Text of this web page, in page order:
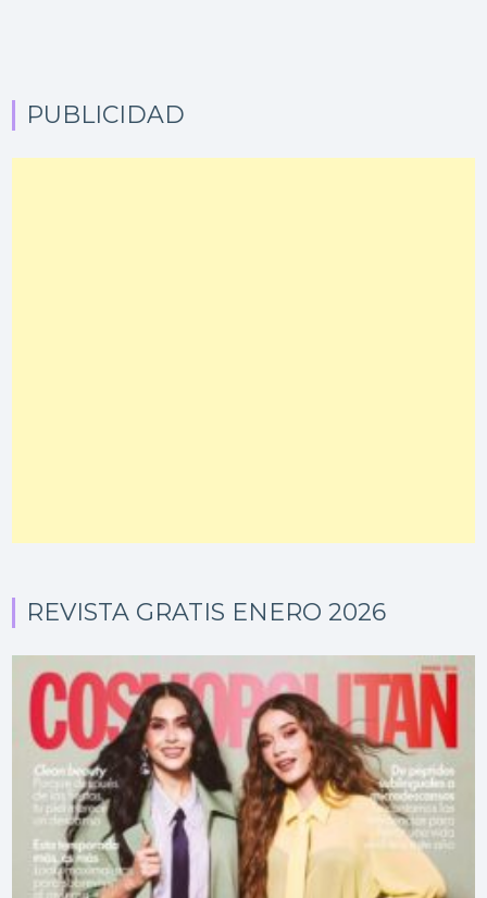
PUBLICIDAD
REVISTA GRATIS ENERO 2026